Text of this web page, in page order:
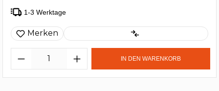
1-3 Werktage
Merken
IN DEN WARENKORB